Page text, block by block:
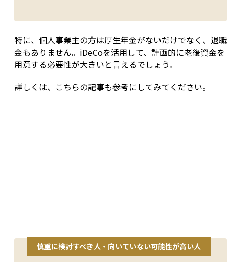
特に、個人事業主の方は厚生年金がないだけでなく、退職
金もありません。iDeCoを活用して、計画的に老後資金を
用意する必要性が大きいと言えるでしょう。
詳しくは、こちらの記事も参考にしてみてください。
慎重に検討すべき人・向いていない可能性が高い人